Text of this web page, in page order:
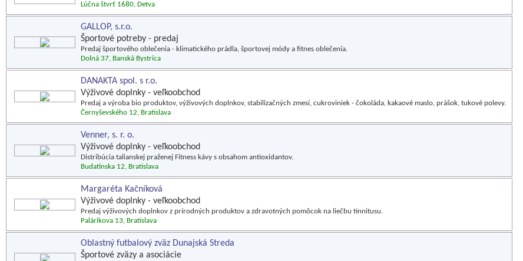
Lúčna štvrť 1680, Detva
GALLOP, s.r.o.
Športové potreby - predaj
Predaj športového oblečenia - klimatického prádla, športovej módy a fitnes oblečenia.
Dolná 37, Banská Bystrica
DANAKTA spol. s r.o.
Výživové doplnky - veľkoobchod
Predaj a výroba bio produktov, výživových doplnkov, stabilizačných zmesí, cukroviniek - čokoláda, kakaové maslo, prášok, tukové polevy.
Černyševského 12, Bratislava
Venner, s. r. o.
Výživové doplnky - veľkoobchod
Distribúcia talianskej praženej Fitness kávy s obsahom antioxidantov.
Budatínska 12, Bratislava
Margaréta Kačníková
Výživové doplnky - veľkoobchod
Predaj výživových doplnkov z prírodných produktov a zdravotných pomôcok na liečbu tinnitusu.
Palárikova 13, Bratislava
Oblastný futbalový zväz Dunajská Streda
Športové zväzy a asociácie